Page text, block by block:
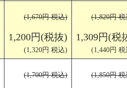
(1,670円 税込)
1,200円(税抜)
(1,320円 税込)
(1,820円
1,309円(税
(1,440円
(1,700円 税込) (1,850円